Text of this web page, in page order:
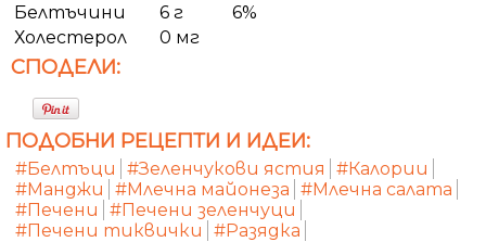
Белтъчини
6 г
6%
Холестерол
0 мг
СПОДЕЛИ:
ПОДОБНИ РЕЦЕПТИ И ИДЕИ:
#Белтъци #Зеленчукови ястия
#Калории
#Манджи
#Млечна майонеза #Млечна салата
#Печени
#Печени зеленчуци
#Печени тиквички
#Разядка